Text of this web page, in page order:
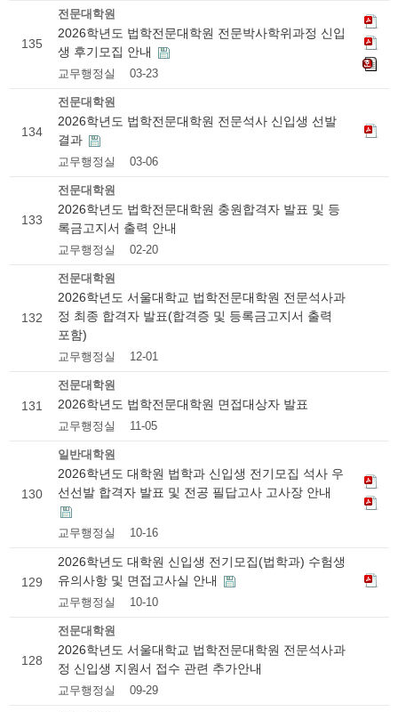
135
전문대학원
2026학년도 법학전문대학원 전문박사학위과정 신입
생 후기모집 안내
교무행정실 03-23
134
전문대학원
2026학년도 법학전문대학원 전문석사 신입생 선발
결과
교무행정실 03-06
133
전문대학원
2026학년도 법학전문대학원 충원합격자 발표 및 등
록금고지서 출력 안내
교무행정실 02-20
132
전문대학원
2026학년도 서울대학교 법학전문대학원 전문석사과
정 최종 합격자 발표(합격증 및 등록금고지서 출력
포함)
교무행정실 12-01
131
전문대학원
2026학년도 법학전문대학원 면접대상자 발표
교무행정실 11-05
130
일반대학원
2026학년도 대학원 법학과 신입생 전기모집 석사 우
선선발 합격자 발표 및 전공 필답고사 고사장 안내
교무행정실 10-16
129
2026학년도 대학원 신입생 전기모집(법학과) 수험생
유의사항 및 면접고사실 안내
교무행정실 10-10
128
전문대학원
2026학년도 서울대학교 법학전문대학원 전문석사과
정 신입생 지원서 접수 관련 추가안내
교무행정실 09-29